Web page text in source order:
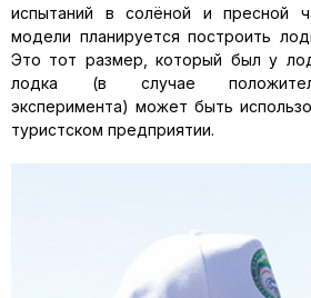
испытаний в солёной и пресной
модели планируется построить
Это тот раз­мер, который был у
лодка (в случае
эксперимента) может быть
туристском предприятии.